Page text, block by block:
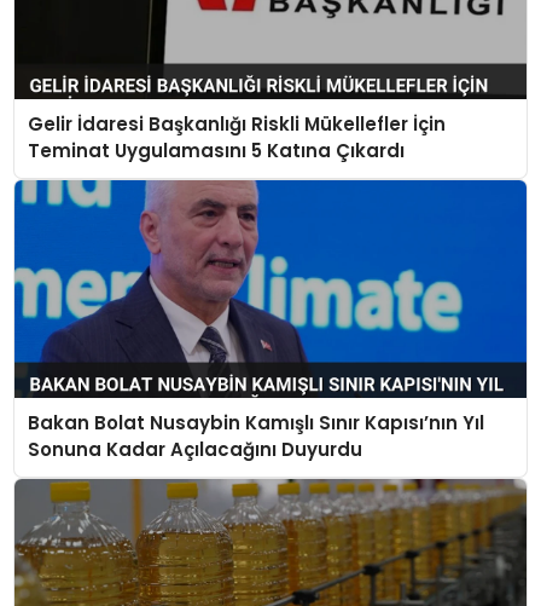
Gelir İdaresi Başkanlığı Riskli Mükellefler İçin
Teminat Uygulamasını 5 Katına Çıkardı
Bakan Bolat Nusaybin Kamışlı Sınır Kapısı’nın Yıl
Sonuna Kadar Açılacağını Duyurdu